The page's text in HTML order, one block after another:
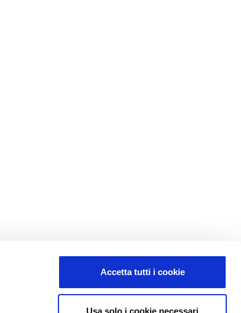
Accetta tutti i cookie
Usa solo i cookie necessari